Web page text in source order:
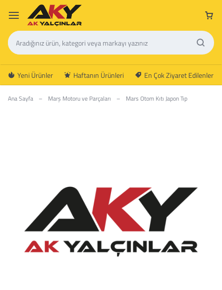
Yeni Ürünler Haftanın Ürünleri En Çok Ziyaret Edilenler
Ana Sayfa – Marş Motoru ve Parçaları – Mars Otom Kıtı Japon Tıp